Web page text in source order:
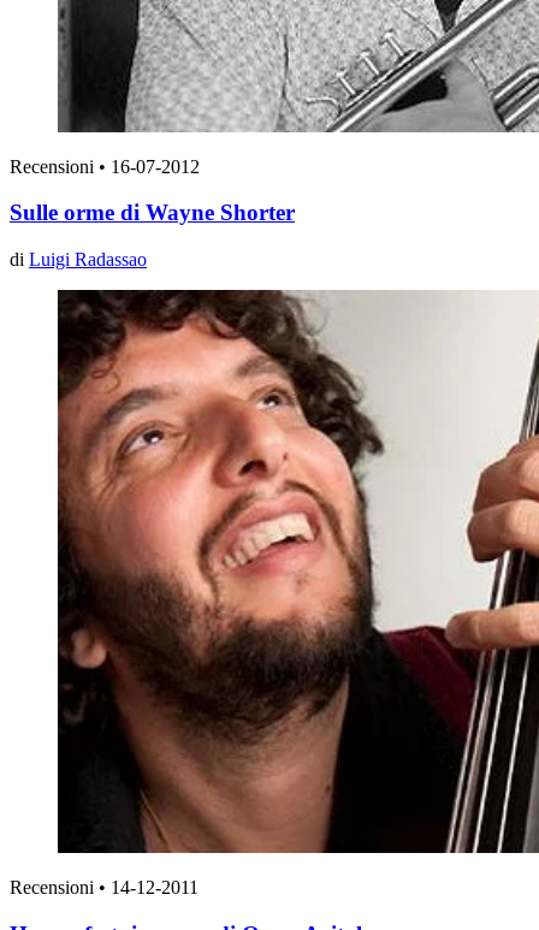
Recensioni • 16-07-2012
Sulle orme di Wayne Shorter
di Luigi Radassao
Recensioni • 14-12-2011